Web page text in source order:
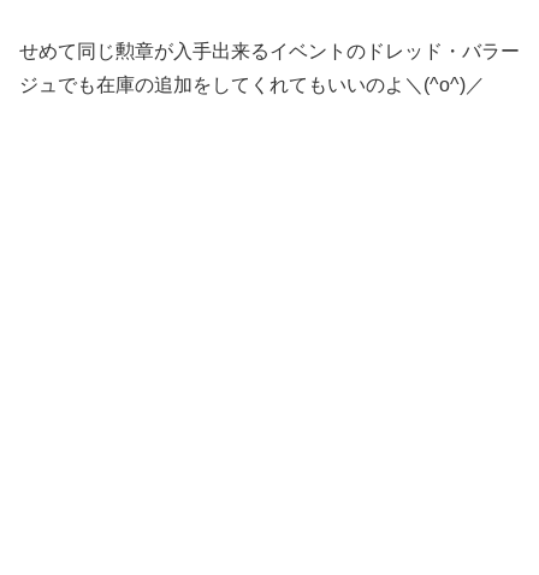
せめて同じ勲章が入手出来るイベントのドレッド・バラー
ジュでも在庫の追加をしてくれてもいいのよ＼(^o^)／